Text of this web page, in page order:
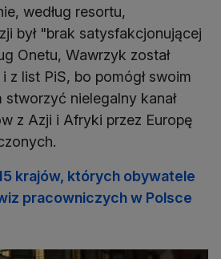
według resortu,
był "brak satysfakcjonującej
Onetu, Wawrzyk został
z list PiS, bo pomógł swoim
stworzyć nielegalny kanał
z Azji i Afryki przez Europę
krajów, których obywatele
pracowniczych w Polsce